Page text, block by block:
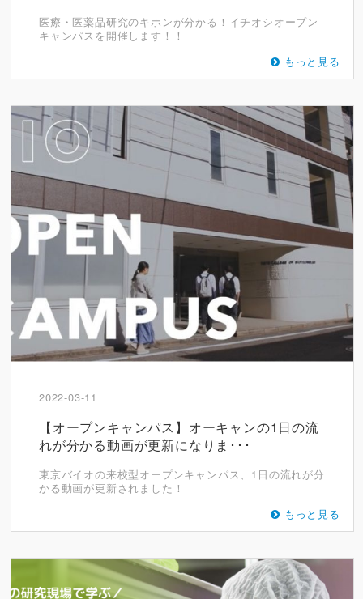
医療・医薬品研究のキホンが分かる！イチオシオープン
キャンパスを開催します！！
もっと見る
2022-03-11
【オープンキャンパス】オーキャンの1日の流
れが分かる動画が更新になりま･･･
東京バイオの来校型オープンキャンパス、1日の流れが分
かる動画が更新されました！
もっと見る